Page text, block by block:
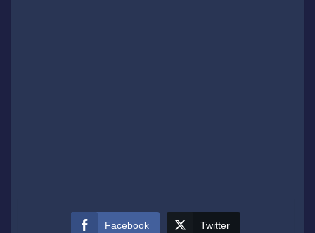
Facebook Twitter